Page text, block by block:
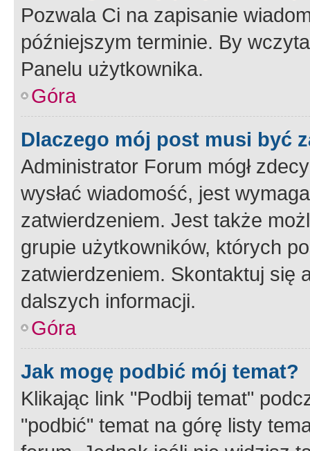
Pozwala Ci na zapisanie
późniejszym terminie. By
Panelu użytkownika.
Góra
Dlaczego mój post musi być
Administrator Forum mógł
wysłać wiadomość, jest
zatwierdzeniem. Jest także
grupie użytkowników, których
zatwierdzeniem. Skontaktuj się
dalszych informacji.
Góra
Jak mogę podbić mój temat?
Klikając link "Podbij temat"
"podbić" temat na górę listy